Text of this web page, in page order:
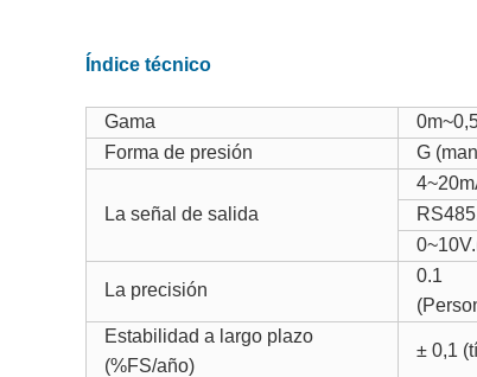
Índice técnico
Gama 0m~
Forma de presión
G
La señal de salida
La precisión
0.1
Estabilidad a largo plazo
(%FS/año)
± 0,1